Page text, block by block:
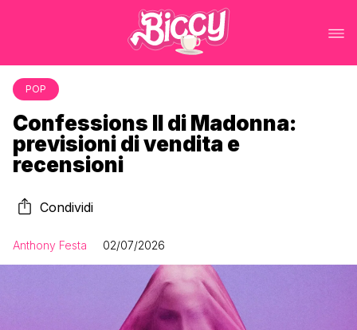
POP
Confessions II di Madonna:
previsioni di vendita e
recensioni
Condividi
Anthony Festa 02/07/2026